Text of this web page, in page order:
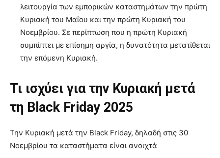
λειτουργία των εμπορικών καταστημάτων την πρώτη
Κυριακή του Μαΐου και την πρώτη Κυριακή του
Νοεμβρίου. Σε περίπτωση που η πρώτη Κυριακή
συμπίπτει με επίσημη αργία, η δυνατότητα μετατίθεται
την επόμενη Κυριακή.
Τι ισχύει για την Κυριακή μετά
τη Black Friday 2025
Την Κυριακή μετά την Black Friday, δηλαδή στις 30
Νοεμβρίου τα καταστήματα είναι ανοιχτά